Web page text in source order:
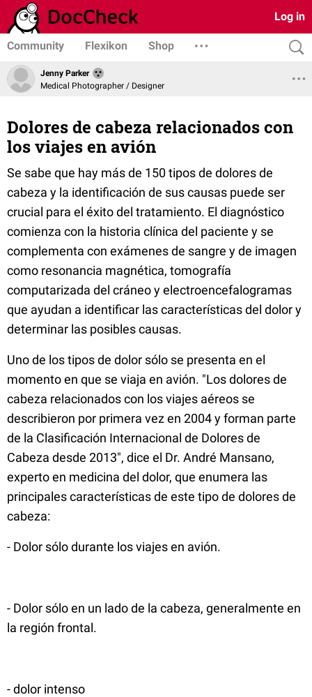
Log in
Community Flexikon Shop
Jenny Parker
Medical Photographer / Designer
Dolores de cabeza relacionados con
los viajes en avión
Se sabe que hay más de 150 tipos de dolores de
cabeza y la identificación de sus causas puede ser
crucial para el éxito del tratamiento. El diagnóstico
comienza con la historia clínica del paciente y se
complementa con exámenes de sangre y de imagen
como resonancia magnética, tomografía
computarizada del cráneo y electroencefalogramas
que ayudan a identificar las características del dolor y
determinar las posibles causas.
Uno de los tipos de dolor sólo se presenta en el
momento en que se viaja en avión. "Los dolores de
cabeza relacionados con los viajes aéreos se
describieron por primera vez en 2004 y forman parte
de la Clasificación Internacional de Dolores de
Cabeza desde 2013", dice el Dr. André Mansano,
experto en medicina del dolor, que enumera las
principales características de este tipo de dolores de
cabeza:
- Dolor sólo durante los viajes en avión.
- Dolor sólo en un lado de la cabeza, generalmente en
la región frontal.
- dolor intenso